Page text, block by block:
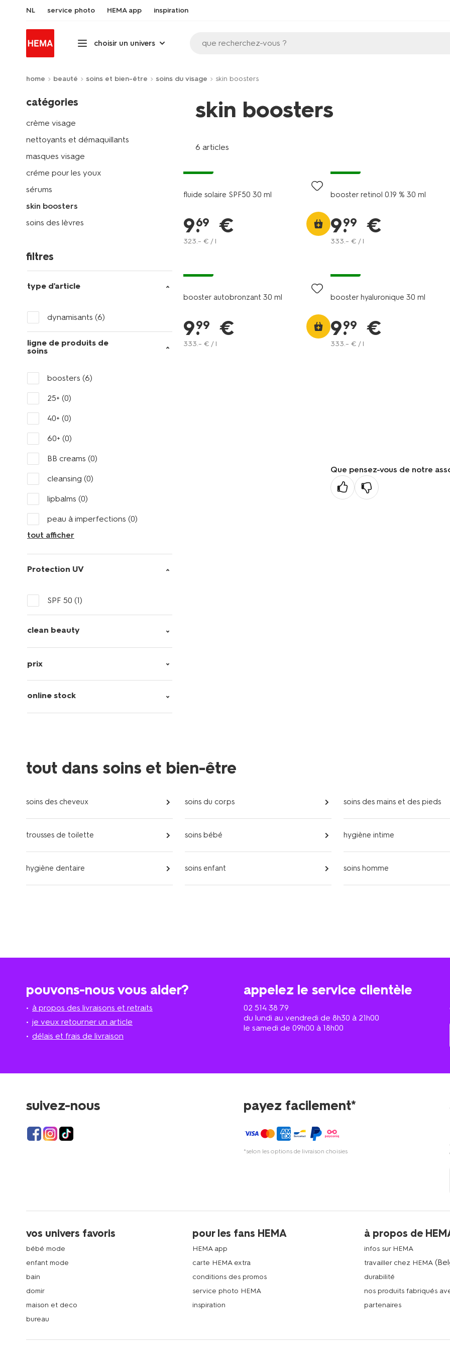
NL service photo HEMA app inspiration
choisir un univers que recherchez-vous ?
home beauté soins et bien-être soins du visage skin boosters
catégories
crème visage
nettoyants et démaquillants
masques visage
créme pour les youx
sérums
skin boosters
soins des lèvres
filtres
type d'article
dynamisants (6)
ligne de produits de
soins
boosters (6)
25+ (0)
40+ (0)
60+ (0)
BB creams (0)
cleansing (0)
lipbalms (0)
peau à imperfections (0)
tout afficher
Protection UV
SPF 50 (1)
clean beauty
prix
online stock
skin boosters
6 articles
fluide solaire SPF50 30 ml
9.
69 €
323.– € / l
booster retinol 0.19 % 30 ml
9.
99 €
333.– € / l
booster autobronzant 30 ml
9.
99 €
333.– € / l
booster hyaluronique 30 ml
9.
99 €
333.– € / l
Que pensez-vous de notre
tout dans soins et bien-être
soins des cheveux soins du corps soins des mains et des pieds
trousses de toilette soins bébé hygiène intime
hygiène dentaire soins enfant soins homme
pouvons-nous vous aider?
à propos des livraisons et retraits
je veux retourner un article
délais et frais de livraison
appelez le service clientèle
02 514 38 79
du lundi au vendredi de 8h30 à 21h00
le samedi de 09h00 à 18h00
suivez-nous payez facilement*
*selon les options de livraison choisies
vos univers favoris
bébé mode
enfant mode
bain
domir
maison et deco
bureau
pour les fans HEMA
HEMA app
carte HEMA extra
conditions des promos
service photo HEMA
inspiration
à propos de
infos sur HEMA
travailler chez HEMA
durabilité
nos produits fabriqués
partenaires